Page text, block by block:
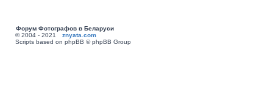
Форум Фотографов в Беларуси
© 2004 - 2021 znyata.com
Scripts based on phpBB © phpBB Group